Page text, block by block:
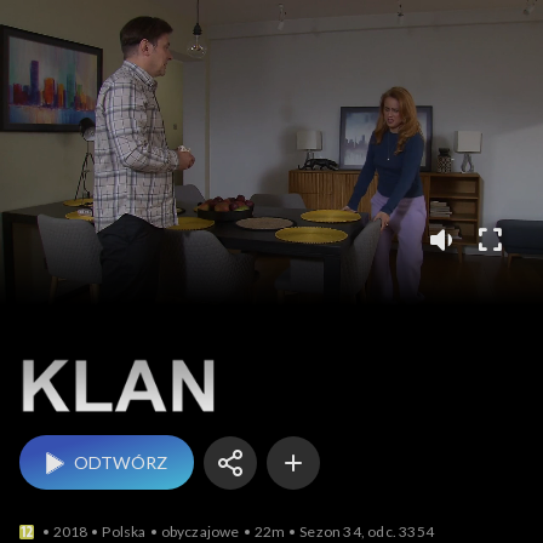
Klan
ODTWÓRZ
2018 Polska obyczajowe 22m Sezon 34, odc. 3354